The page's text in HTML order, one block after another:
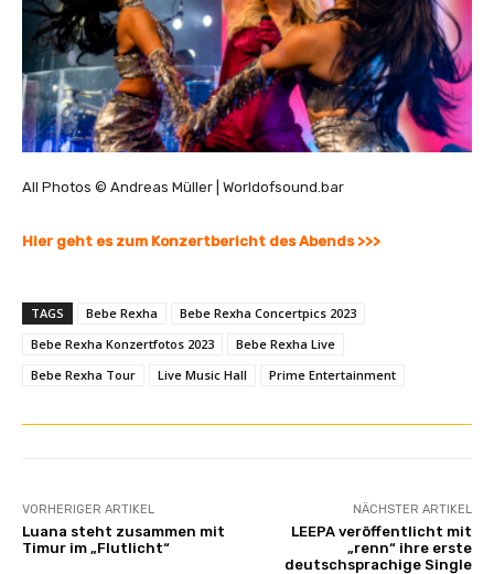
All Photos © Andreas Müller | Worldofsound.bar
Hier geht es zum Konzertbericht des Abends >>>
TAGS Bebe Rexha
Bebe Rexha Concertpics 2023
Bebe Rexha Konzertfotos 2023
Bebe Rexha Live
Bebe Rexha Tour
Live Music Hall Prime Entertainment
VORHERIGER ARTIKEL
Luana steht zusammen mit
Timur im „Flutlicht“
NÄCHSTER ARTIKEL
LEEPA veröffentlicht mit
„renn“ ihre erste
deutschsprachige Single